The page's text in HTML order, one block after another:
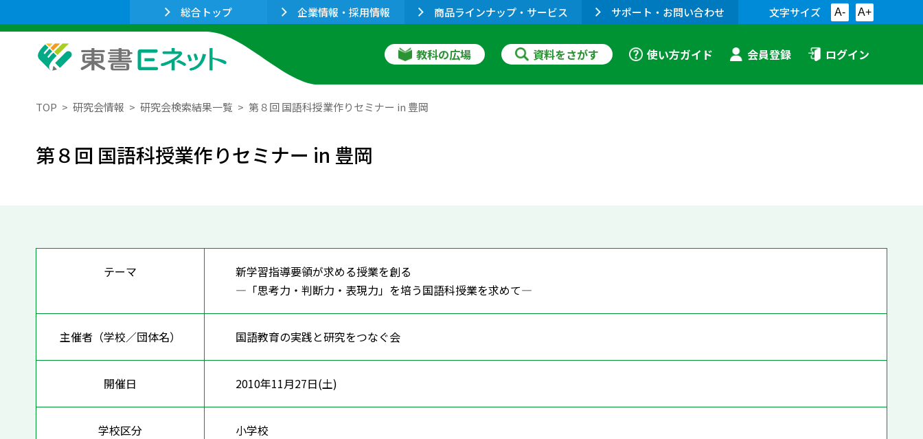
総合トップ 企業情報・採用情報 商品ラインナップ・サービス サポート・お問い合わせ 文字サイズ A- A+
教科の広場 資料をさがす 使い方ガイド 会員登録 ログイン
TOP 研究会情報 研究会検索結果一覧 第８回 国語科授業作りセミナー in 豊岡
第８回 国語科授業作りセミナー in 豊岡
テーマ
新学習指導要領が求める授業を創る
―「思考力・判断力・表現力」を培う国語科授業を求めて―
主催者（学校／団体名） 国語教育の実践と研究をつなぐ会
開催日 2010年11月27日(土)
学校区分 小学校